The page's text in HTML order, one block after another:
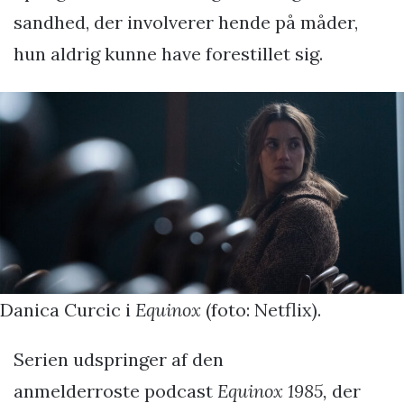
sandhed, der involverer hende på måder,
hun aldrig kunne have forestillet sig.
Danica Curcic i Equinox (foto: Netflix).
Serien udspringer af den
anmelderroste podcast Equinox 1985, der